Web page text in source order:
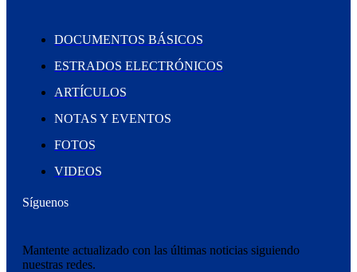
DOCUMENTOS BÁSICOS
ESTRADOS ELECTRÓNICOS
ARTÍCULOS
NOTAS Y EVENTOS
FOTOS
VIDEOS
Síguenos
Mantente actualizado con las últimas noticias siguiendo
nuestras redes.